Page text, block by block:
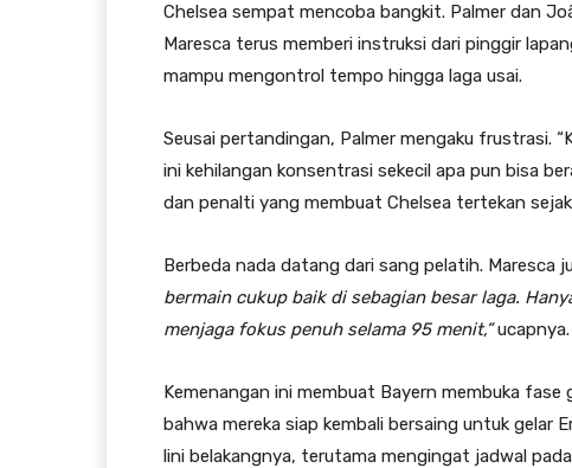
Chelsea sempat mencoba bangkit. Palmer dan
Maresca terus memberi instruksi dari pinggir
mampu mengontrol tempo hingga laga usai.
Seusai pertandingan, Palmer mengaku frustrasi.
ini kehilangan konsentrasi sekecil apa pun bisa
dan penalti yang membuat Chelsea tertekan
Berbeda nada datang dari sang pelatih.
bermain cukup baik di sebagian besar laga.
menjaga fokus penuh selama 95 menit,”ucapnya.
Kemenangan ini membuat Bayern membuka
bahwa mereka siap kembali bersaing untuk gelar
lini belakangnya, terutama mengingat jadwal